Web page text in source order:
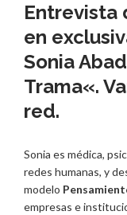
Entrevista
en
Sonia
Trama«.
red.
Sonia es médica,
redes humanas, y
modelo
empresas e